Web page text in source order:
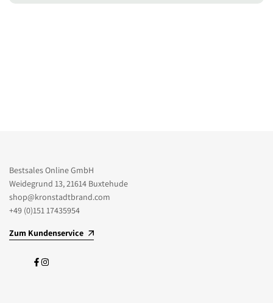
Bestsales Online GmbH
Weidegrund 13, 21614 Buxtehude
shop@kronstadtbrand.com
+49 (0)151 17435954
Zum Kundenservice
Facebook
Instagram